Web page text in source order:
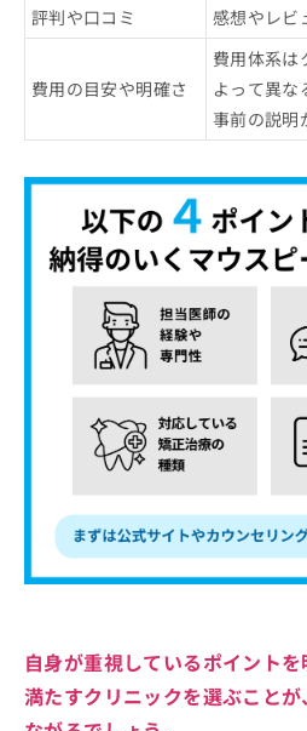
評判や口コミ 感想やレビ
費用の目安や明確さ
費用体系は
よって異な
事前の説明
自身が重視しているポイント
満たすクリニックを選ぶこと